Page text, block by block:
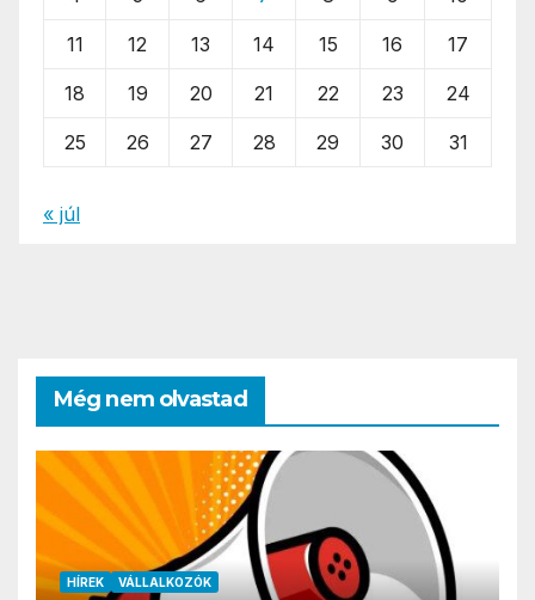
11 12 13 14 15 16 17
18 19 20 21 22 23 24
25 26 27 28 29 30 31
« júl
Még nem olvastad
HÍREK VÁLLALKOZÓK